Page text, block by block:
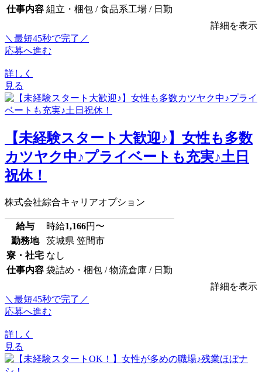
仕事内容 組立・梱包 / 食品系工場 / 日勤
詳細を表示
＼最短45秒で完了／
応募へ進む
詳しく
見る
【未経験スタート大歓迎♪】女性も多数
カツヤク中♪プライベートも充実♪土日
祝休！
株式会社綜合キャリアオプション
給与 時給1,166円〜
勤務地
茨城県 笠間市
寮・社宅 なし
仕事内容 袋詰め・梱包 / 物流倉庫 / 日勤
詳細を表示
＼最短45秒で完了／
応募へ進む
詳しく
見る